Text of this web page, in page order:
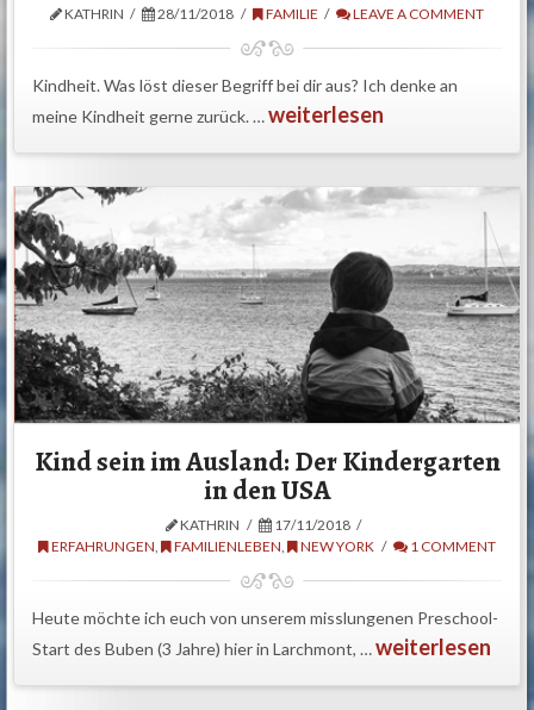
KATHRIN 28/11/2018 FAMILIE LEAVE A COMMENT
Kindheit. Was löst dieser Begriff bei dir aus? Ich denke an
meine Kindheit gerne zurück. …weiterlesen
Kind sein im Ausland: Der Kindergarten
in den USA
KATHRIN
17/11/2018
ERFAHRUNGEN, FAMILIENLEBEN, NEW YORK 1 COMMENT
Heute möchte ich euch von unserem misslungenen Preschool-
Start des Buben (3 Jahre) hier in Larchmont, …weiterlesen